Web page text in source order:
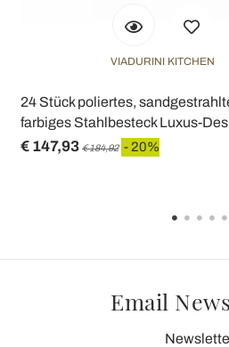
VIADURINI KITCHEN
24 Stück poliertes,
farbiges Stahlbesteck Luxus-
€ 147,93 € 184,92 - 20%
Email